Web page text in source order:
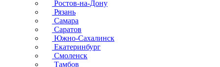
Ростов-на-Дону
Рязань
Самара
Саратов
Южно-Сахалинск
Екатеринбург
Смоленск
Тамбов